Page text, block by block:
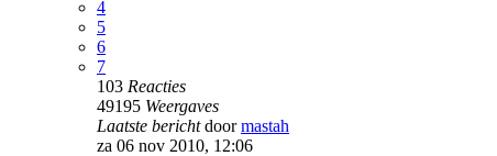
4
5
6
7
103 Reacties
49195 Weergaves
Laatste berichtdoormastah
za 06 nov 2010, 12:06